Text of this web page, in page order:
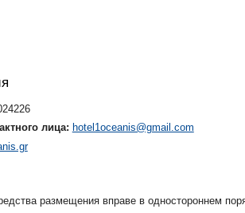
лица: hotel1oceanis@gmail.com
размещения вправе в одностороннем